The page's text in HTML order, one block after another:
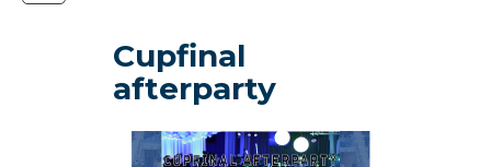
Cupfinal
afterparty